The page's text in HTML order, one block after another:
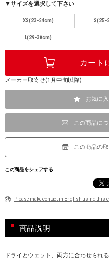
▼サイズを選択して下さい
XS(23-24cm) S(25-
L(29-30cm)
メーカー取寄せ(1月中旬以降)
お気に
この商品に
この商品の
この商品をシェアする
Please make contact in English using this
商品説明
ドライとウェット、両方に合わせられる